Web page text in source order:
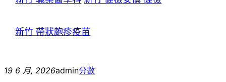
新竹 帶狀皰疹疫苗
19 6 月, 2026admin分數